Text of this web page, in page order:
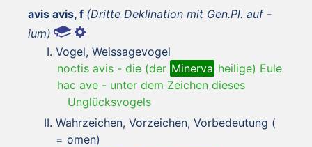
avis avis, f (Dritte Deklination mit Gen.Pl. auf -
ium)
Vogel, Weissagevogel
noctis avis - die (der Minerva heilige) Eule
hac ave - unter dem Zeichen dieses
Unglücksvogels
Wahrzeichen, Vorzeichen, Vorbedeutung (
= omen)